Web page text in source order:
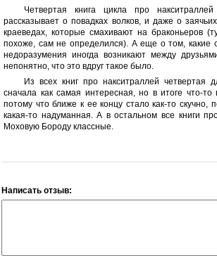
Четвертая книга цикла про накситраллей
рассказывает о повадках волков, и даже о
краеведах, которые смахивают на браконьеров
похоже, сам не определился). А еще о том, какие
недоразумения иногда возникают между
непонятно, что это вдруг такое было.
Из всех книг про накситраллей четвертая
сначала как самая интересная, но в итоге что-то
потому что ближе к ее концу стало как-то скучно,
какая-то надуманная. А в остальном все книги
Моховую Бороду классные.
Написать отзыв: